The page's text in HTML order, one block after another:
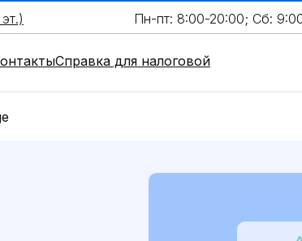
Пн-пт: 8:00-20:00; Сб:
Справка для налоговой